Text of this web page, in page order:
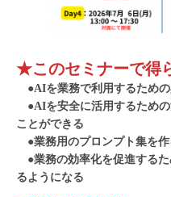
★このセミナーで得
●AIを業務で利用するため
●AIを安全に活用するため
ことができる
●業務用のプロンプト集を
●業務の効率化を促進する
るようになる